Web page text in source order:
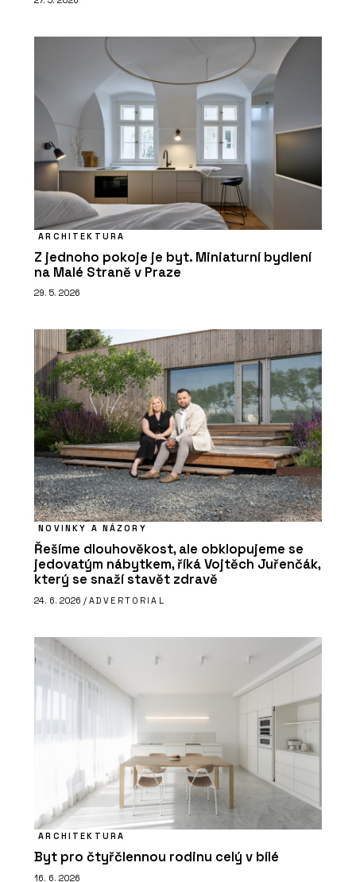
ARCHITEKTURA
Z jednoho pokoje je byt. Miniaturní bydlení
na Malé Straně v Praze
29. 5. 2026
NOVINKY A NÁZORY
Řešíme dlouhověkost, ale obklopujeme se
jedovatým nábytkem, říká Vojtěch Juřenčák,
který se snaží stavět zdravě
24. 6. 2026 / ADVERTORIAL
ARCHITEKTURA
Byt pro čtyřčlennou rodinu celý v bílé
16. 6. 2026